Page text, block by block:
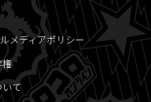
メディアポリシー
権
いて